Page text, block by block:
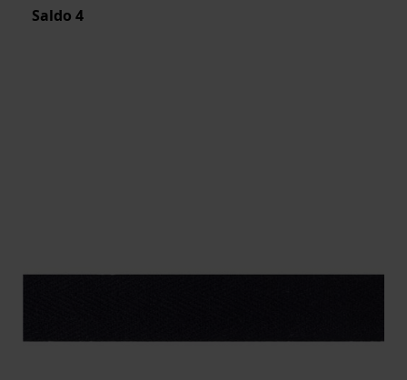
Saldo 4